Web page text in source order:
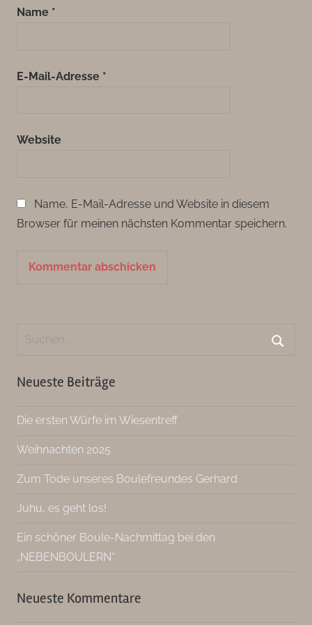
Name *
E-Mail-Adresse *
Website
Name, E-Mail-Adresse und Website in diesem
Browser für meinen nächsten Kommentar speichern.
Suchen
Neueste Beiträge
Die ersten Würfe im Wiesentreff
Weihnachten 2025
Zum Tode unseres Boulefreundes Gerhard
Juhu, es geht los!
Ein schöner Boule-Nachmittag bei den
„NEBENBOULERN“
Neueste Kommentare